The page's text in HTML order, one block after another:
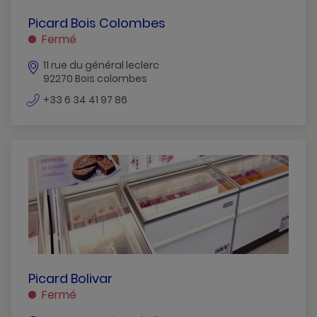
PICARD
BOIS
BOIS
COLOMBES
Picard Bois Colombes
Fermé
11 rue du général leclerc
92270 Bois colombes
+33 6 34 41 97 86
PICARD
BOLIVAR
Picard Bolivar
Fermé